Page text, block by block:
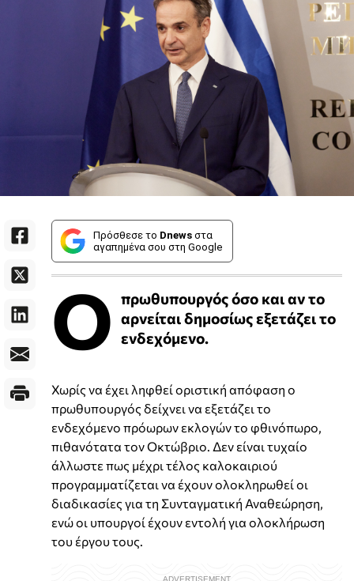
Πρόσθεσε το Dnews στα
αγαπημένα σου στη Google
Ο πρωθυπουργός όσο και αν το
αρνείται δημοσίως εξετάζει το
ενδεχόμενο.
Χωρίς να έχει ληφθεί οριστική απόφαση ο
πρωθυπουργός δείχνει να εξετάζει το
ενδεχόμενο πρόωρων εκλογών το φθινόπωρο,
πιθανότατα τον Οκτώβριο. Δεν είναι τυχαίο
άλλωστε πως μέχρι τέλος καλοκαιριού
προγραμματίζεται να έχουν ολοκληρωθεί οι
διαδικασίες για τη Συνταγματική Αναθεώρηση,
ενώ οι υπουργοί έχουν εντολή για ολοκλήρωση
του έργου τους.